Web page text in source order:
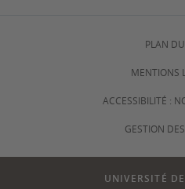
PLAN
MENTIONS
ACCESSIBILITÉ :
GESTION
UNIVERSITÉ